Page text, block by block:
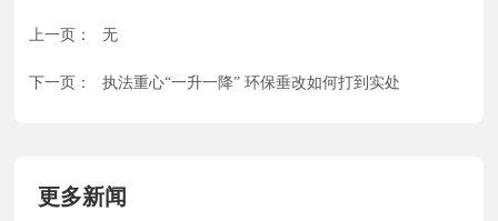
上一页： 无
下一页： 执法重心“一升一降” 环保垂改如何打到实处
更多新闻